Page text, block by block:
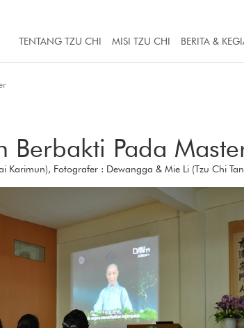
TENTANG TZU CHI MISI TZU CHI BERITA &
Berbakti Pada
Karimun), Fotografer : Dewangga & Mie Li (Tzu Chi